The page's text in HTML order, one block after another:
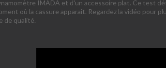
IMADA et d'un accessoire plat. Ce test
où la cassure apparaît. Regardez la vidéo pour
de qualité.